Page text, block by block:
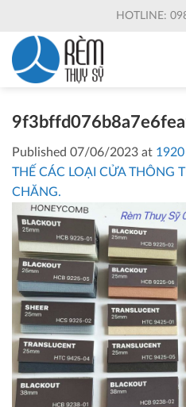
content
HOTLINE:
Published 07/06/2023 at
THẾ CÁC LOẠI CỬA THÔNG
CHĂNG.